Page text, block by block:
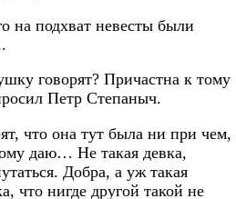
на подхват невесты были
говорят? Причастна к тому
Петр Степаныч.
что она тут была ни при чем,
даю… Не такая девка,
Добра, а уж такая
что нигде другой такой не